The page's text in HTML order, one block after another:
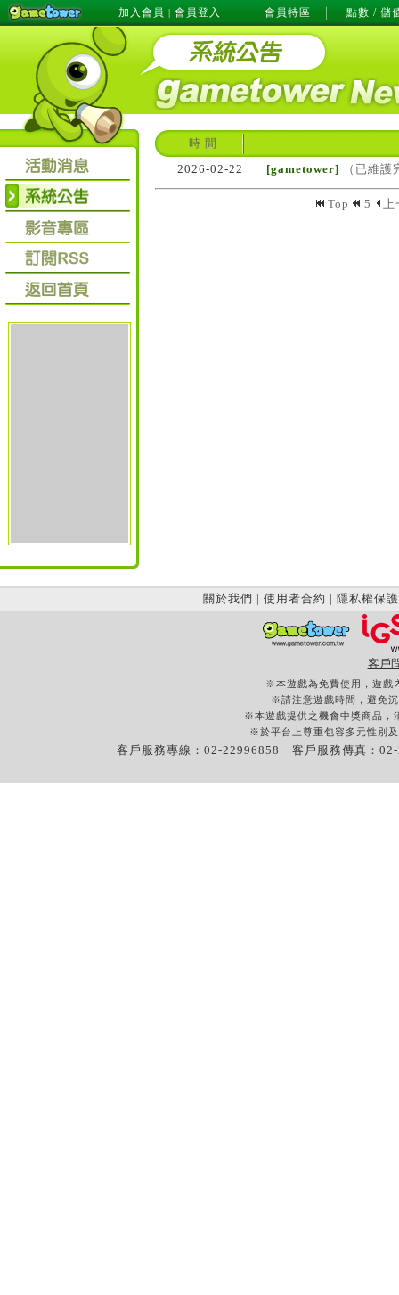
加入會員 | 會員登入 會員特區 點數 / 儲
時 間
2026-02-22
[gametower] （已維
Top 5 上
關於我們 | 使用者合約 | 隱私權保護
客戶
※本遊戲為免費使用，遊戲
※請注意遊戲時間，避免
※本遊戲提供之機會中獎商品，
※於平台上尊重包容多元性別
客戶服務專線：02-22996858 客戶服務傳真：